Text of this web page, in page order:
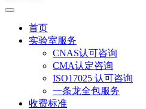
首页
实验室服务
CNAS认可咨询
CMA认定咨询
ISO17025 认可咨询
一条龙全包服务
收费标准